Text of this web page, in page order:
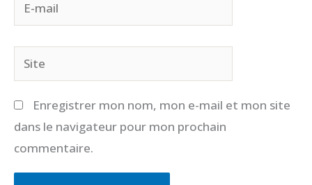
mail
Site
Enregistrer mon nom, mon e-mail et mon site
dans le navigateur pour mon prochain
commentaire.